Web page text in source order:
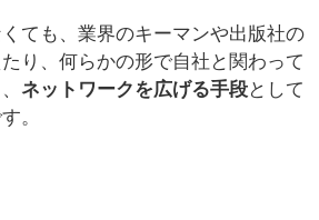
ても、業界のキーマンや出版社の
り、何らかの形で自社と関わって
ネットワークを広げる手段として
。